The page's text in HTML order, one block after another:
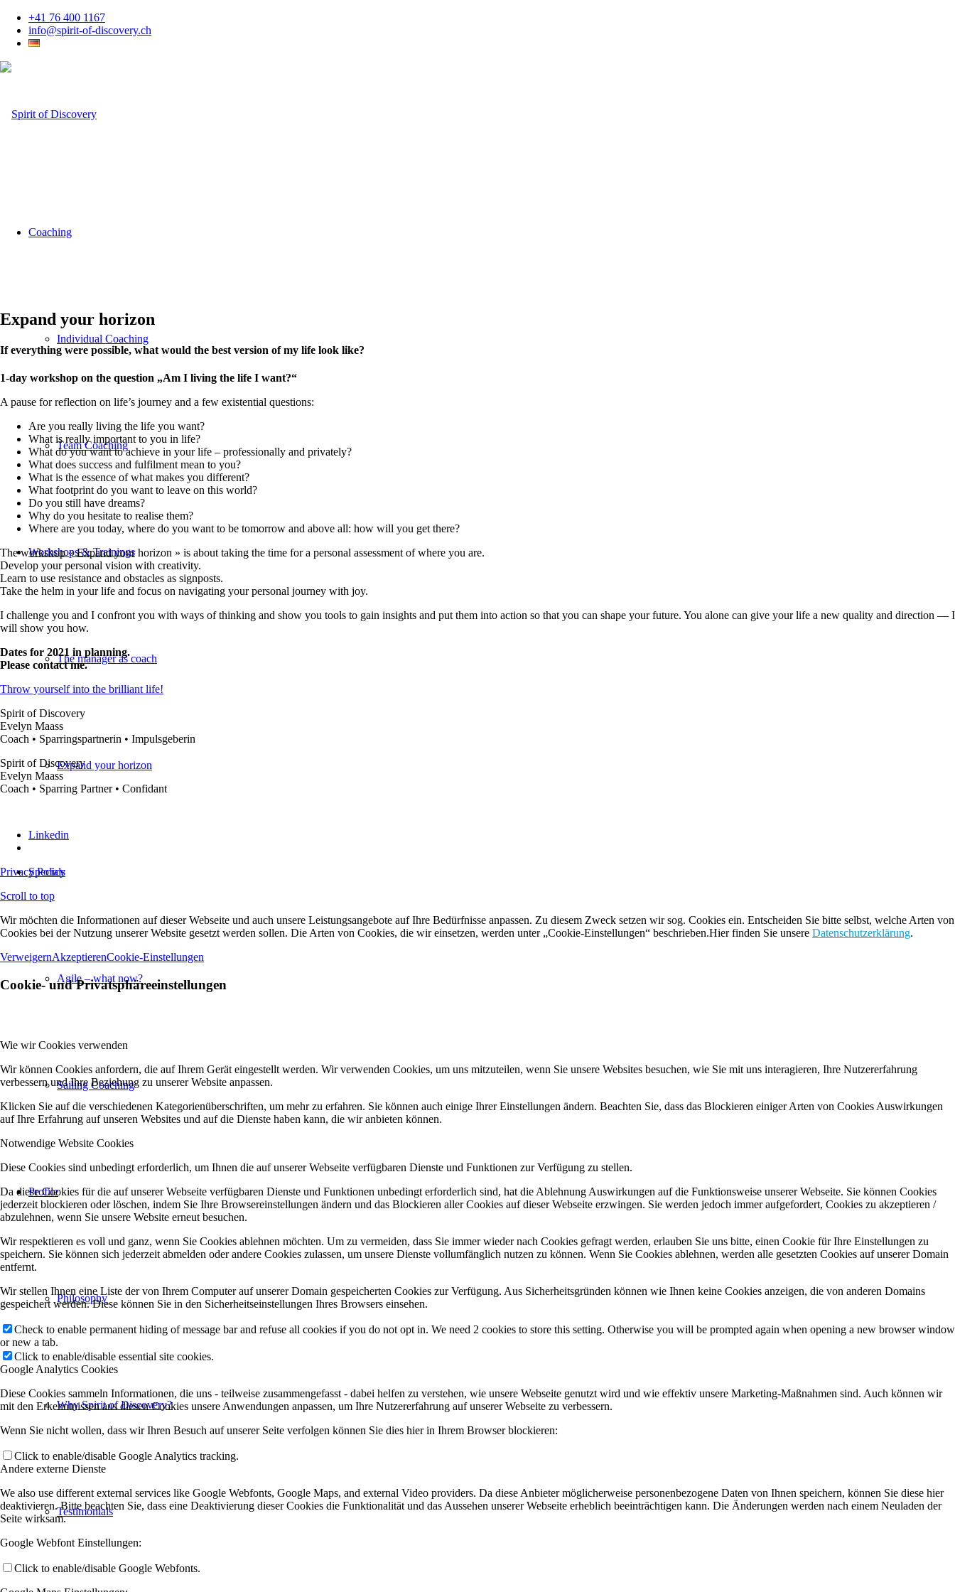
+41 76 400 1167
info@spirit-of-discovery.ch
Coaching
Individual Coaching
Team Coaching
Workshops & Trainings
The manager as coach
Expand your horizon
Specials
Agile – what now?
Sailing Coaching
Profile
Philosophy
Why Spirit of Discovery?
Testimonials
Expand your horizon
If everything were possible, what would the best version of my life look like?
1-day workshop on the question „Am I living the life I want?“
A pause for reflection on life’s journey and a few existential questions:
Are you really living the life you want?
What is really important to you in life?
What do you want to achieve in your life – professionally and privately?
What does success and fulfilment mean to you?
What is the essence of what makes you different?
What footprint do you want to leave on this world?
Do you still have dreams?
Why do you hesitate to realise them?
Where are you today, where do you want to be tomorrow and above all: how will you get there?
The workshop « Expand your horizon » is about taking the time for a personal assessment of where you are.
Develop your personal vision with creativity.
Learn to use resistance and obstacles as signposts.
Take the helm in your life and focus on navigating your personal journey with joy.
I challenge you and I confront you with ways of thinking and show you tools to gain insights and put them into action so that you can shape your future. You alone can give your life a new quality and direction — I
will show you how.
Dates for 2021 in planning.
Please contact me.
Throw yourself into the brilliant life!
Spirit of Discovery
Evelyn Maass
Coach • Sparringspartnerin • Impulsgeberin
Spirit of Discovery
Evelyn Maass
Coach • Sparring Partner • Confidant
Linkedin
Privacy Policy
Scroll to top
Wir möchten die Informationen auf dieser Webseite und auch unsere Leistungsangebote auf Ihre Bedürfnisse anpassen. Zu diesem Zweck setzen wir sog. Cookies ein. Entscheiden Sie bitte selbst, welche Arten von
Cookies bei der Nutzung unserer Website gesetzt werden sollen. Die Arten von Cookies, die wir einsetzen, werden unter „Cookie-Einstellungen“ beschrieben.Hier finden Sie unsere Datenschutzerklärung.
VerweigernAkzeptierenCookie-Einstellungen
Cookie- und Privatsphäreeinstellungen
Wie wir Cookies verwenden
Wir können Cookies anfordern, die auf Ihrem Gerät eingestellt werden. Wir verwenden Cookies, um uns mitzuteilen, wenn Sie unsere Websites besuchen, wie Sie mit uns interagieren, Ihre Nutzererfahrung
verbessern und Ihre Beziehung zu unserer Website anpassen.
Klicken Sie auf die verschiedenen Kategorienüberschriften, um mehr zu erfahren. Sie können auch einige Ihrer Einstellungen ändern. Beachten Sie, dass das Blockieren einiger Arten von Cookies Auswirkungen
auf Ihre Erfahrung auf unseren Websites und auf die Dienste haben kann, die wir anbieten können.
Notwendige Website Cookies
Diese Cookies sind unbedingt erforderlich, um Ihnen die auf unserer Webseite verfügbaren Dienste und Funktionen zur Verfügung zu stellen.
Da diese Cookies für die auf unserer Webseite verfügbaren Dienste und Funktionen unbedingt erforderlich sind, hat die Ablehnung Auswirkungen auf die Funktionsweise unserer Webseite. Sie können Cookies
jederzeit blockieren oder löschen, indem Sie Ihre Browsereinstellungen ändern und das Blockieren aller Cookies auf dieser Webseite erzwingen. Sie werden jedoch immer aufgefordert, Cookies zu akzeptieren /
abzulehnen, wenn Sie unsere Website erneut besuchen.
Wir respektieren es voll und ganz, wenn Sie Cookies ablehnen möchten. Um zu vermeiden, dass Sie immer wieder nach Cookies gefragt werden, erlauben Sie uns bitte, einen Cookie für Ihre Einstellungen zu
speichern. Sie können sich jederzeit abmelden oder andere Cookies zulassen, um unsere Dienste vollumfänglich nutzen zu können. Wenn Sie Cookies ablehnen, werden alle gesetzten Cookies auf unserer Domain
entfernt.
Wir stellen Ihnen eine Liste der von Ihrem Computer auf unserer Domain gespeicherten Cookies zur Verfügung. Aus Sicherheitsgründen können wie Ihnen keine Cookies anzeigen, die von anderen Domains
gespeichert werden. Diese können Sie in den Sicherheitseinstellungen Ihres Browsers einsehen.
Check to enable permanent hiding of message bar and refuse all cookies if you do not opt in. We need 2 cookies to store this setting. Otherwise you will be prompted again when opening a new browser window
or new a tab.
Click to enable/disable essential site cookies.
Google Analytics Cookies
Diese Cookies sammeln Informationen, die uns - teilweise zusammengefasst - dabei helfen zu verstehen, wie unsere Webseite genutzt wird und wie effektiv unsere Marketing-Maßnahmen sind. Auch können wir
mit den Erkenntnissen aus diesen Cookies unsere Anwendungen anpassen, um Ihre Nutzererfahrung auf unserer Webseite zu verbessern.
Wenn Sie nicht wollen, dass wir Ihren Besuch auf unserer Seite verfolgen können Sie dies hier in Ihrem Browser blockieren:
Click to enable/disable Google Analytics tracking.
Andere externe Dienste
We also use different external services like Google Webfonts, Google Maps, and external Video providers. Da diese Anbieter möglicherweise personenbezogene Daten von Ihnen speichern, können Sie diese hier
deaktivieren. Bitte beachten Sie, dass eine Deaktivierung dieser Cookies die Funktionalität und das Aussehen unserer Webseite erheblich beeinträchtigen kann. Die Änderungen werden nach einem Neuladen der
Seite wirksam.
Google Webfont Einstellungen:
Click to enable/disable Google Webfonts.